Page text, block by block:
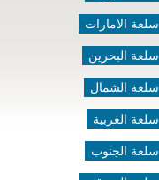
سلعة الامارات
سلعة البحرين
سلعة الشمال
سلعة الغربية
سلعة الجنوب